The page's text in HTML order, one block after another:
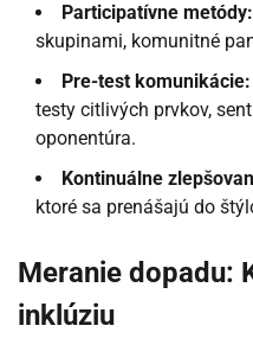
Participatívne metódy:
skupinami, komunitné
Pre-test komunikácie:
testy citlivých prvkov,
oponentúra.
Kontinuálne
ktoré sa prenášajú do
Meranie dopadu:
inklúziu